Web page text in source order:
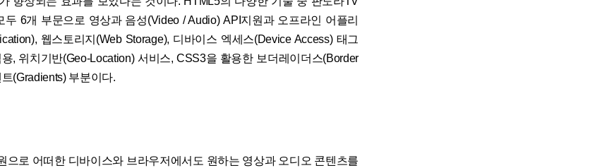
두 6개 부문으로 영상과 음성(Video / Audio) API지원과 오프라인 어플리
웹스토리지(Web Storage), 디바이스 엑세스(Device Access) 태그
, 위치기반(Geo-Location) 서비스, CSS3을 활용한 보더레이더스(Border
(Gradients) 부분이다.
으로 어떠한 디바이스와 브라우저에서도 원하는 영상과 오디오 콘텐츠를